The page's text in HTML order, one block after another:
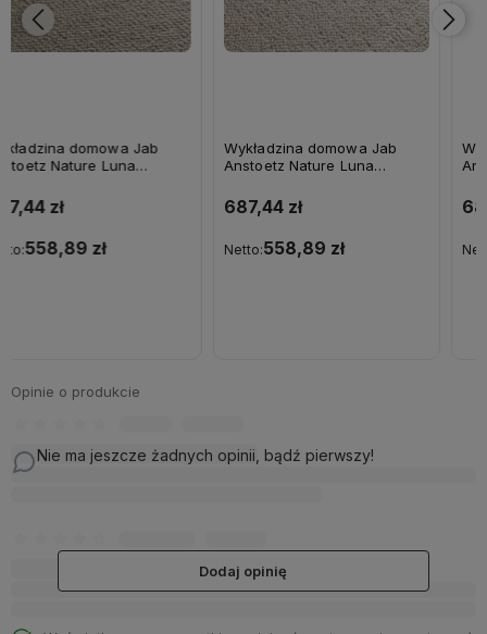
Wykładzina domowa Jab
Anstoetz Nature Luna
687,44 zł
Netto:558,89 zł
Wykładzina domowa Jab
Anstoetz Nature Luna
687,44 zł
Netto:558,89 zł
Opinie o produkcie
Nie ma jeszcze żadnych opinii, bądź pierwszy!
Dodaj opinię